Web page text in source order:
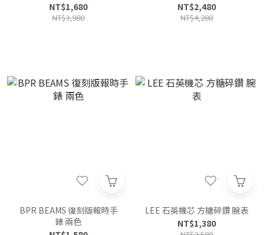
NT$1,680
NT$3,980
NT$2,480
NT$4,280
BPR BEAMS 復刻版報時手
錶 兩色
LEE 石英機芯 方糖碎鑽 腕表
NT$1,380